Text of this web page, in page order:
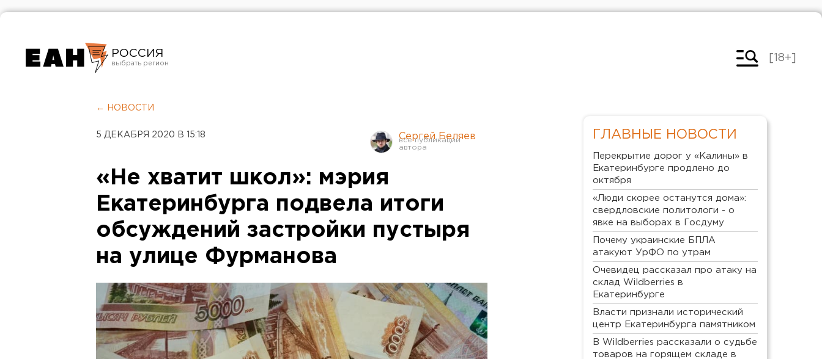
РОССИЯ
Челябинск
[18+]
← НОВОСТИ
5 ДЕКАБРЯ 2020 В 15:18 Сергей Беляев
«Не хватит школ»: мэрия
Екатеринбурга подвела итоги
обсуждений застройки пустыря
на улице Фурманова
ГЛАВНЫЕ НОВОСТИ
Перекрытие дорог у «Калины» в
Екатеринбурге продлено до
октября
«Люди скорее останутся дома»:
свердловские политологи - о
явке на выборах в Госдуму
Почему украинские БПЛА
атакуют УрФО по утрам
Очевидец рассказал про атаку на
склад Wildberries в
Екатеринбурге
Власти признали исторический
центр Екатеринбурга памятником
В Wildberries рассказали о судьбе
товаров на горящем складе в